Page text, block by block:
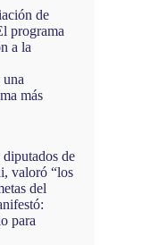
de
programa
a la
más
diputados de
valoró “los
del
para